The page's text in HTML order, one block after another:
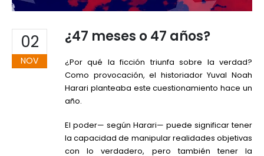
02
NOV
¿47 meses o 47 años?
¿Por qué la ficción triunfa sobre la verdad?
Como provocación, el historiador Yuval Noah
Harari planteaba este cuestionamiento hace un
año.
El poder— según Harari— puede significar tener
la capacidad de manipular realidades objetivas
con lo verdadero, pero también tener la